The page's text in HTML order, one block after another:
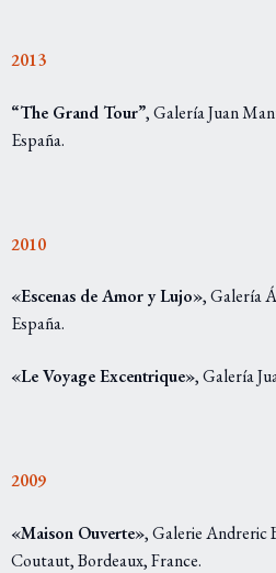
2013
“The Grand Tour”, Galería Juan
España.
2010
«Escenas de Amor y Lujo», Galería
España.
«Le Voyage Excentrique», Galería
2009
«Maison Ouverte», Galerie Andreric
Coutaut, Bordeaux, France.